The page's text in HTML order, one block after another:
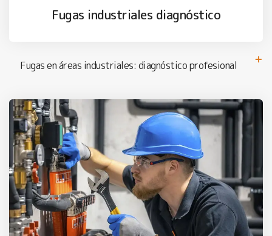
Fugas industriales diagnóstico
Fugas en áreas industriales: diagnóstico profesional